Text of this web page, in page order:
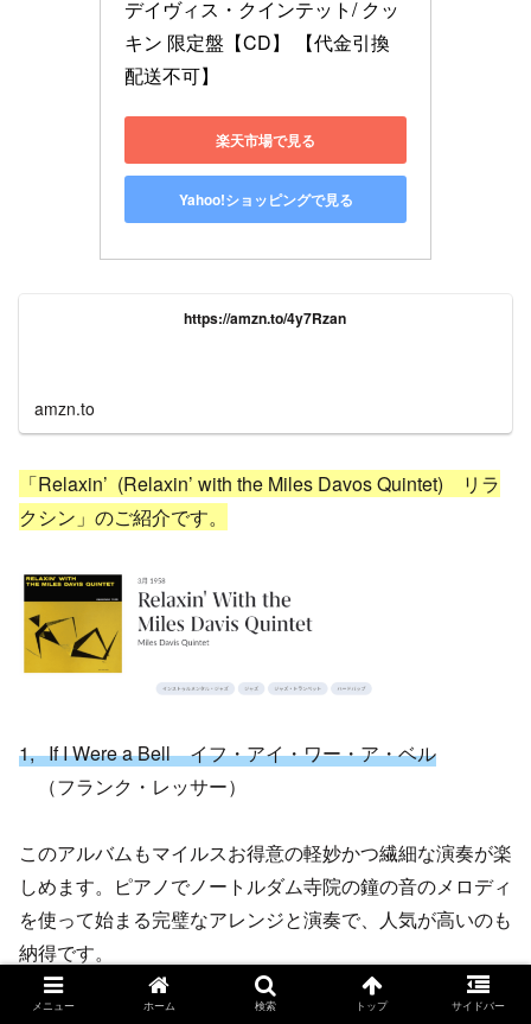
デイヴィス・クインテット/ クッ
キン 限定盤【CD】 【代金引換
配送不可】
楽天市場で見る
Yahoo!ショッピングで見る
https://amzn.to/4y7Rzan
amzn.to
「Relaxin’ (Relaxin’ with the Miles Davos Quintet) リラ
クシン」のご紹介です。
1, If I Were a Bell イフ・アイ・ワー・ア・ベル
（フランク・レッサー）
このアルバムもマイルスお得意の軽妙かつ繊細な演奏が楽
しめます。ピアノでノートルダム寺院の鐘の音のメロディ
を使って始まる完璧なアレンジと演奏で、人気が高いのも
納得です。
この曲も元はミュージカルで1950年の「ガイズ＆ドール
メニュー ホーム 検索 トップ サイドバー